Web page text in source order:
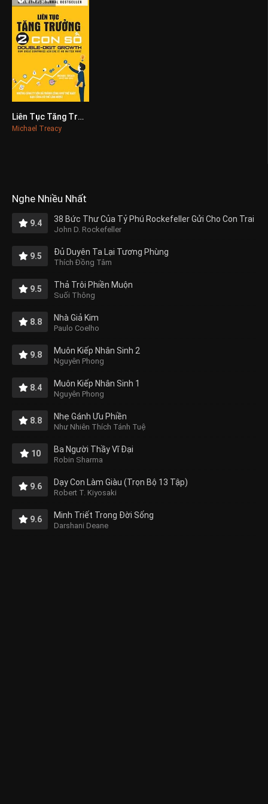
0
Liên Tục Tăng Trưởng 2 Con Số
Michael Treacy
Nghe Nhiều Nhất
9.4 38 Bức Thư Của Tỷ Phú Rockefeller Gửi Cho Con Trai
John D. Rockefeller
9.5 Đủ Duyên Ta Lại Tương Phùng
Thích Đồng Tâm
9.5 Thả Trôi Phiền Muộn
Suối Thông
8.8 Nhà Giả Kim
Paulo Coelho
9.8 Muôn Kiếp Nhân Sinh 2
Nguyên Phong
8.4 Muôn Kiếp Nhân Sinh 1
Nguyên Phong
8.8 Nhẹ Gánh Ưu Phiền
Như Nhiên Thích Tánh Tuệ
10 Ba Người Thầy Vĩ Đại
Robin Sharma
9.6 Dạy Con Làm Giàu (Trọn Bộ 13 Tập)
Robert T. Kiyosaki
9.6 Minh Triết Trong Đời Sống
Darshani Deane